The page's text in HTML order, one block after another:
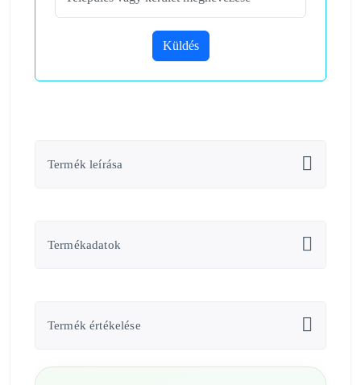
Küldés
Termék leírása
Termékadatok
Termék értékelése